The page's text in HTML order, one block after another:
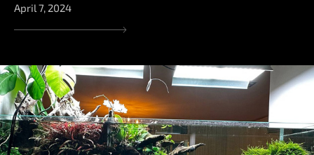
April 7, 2024